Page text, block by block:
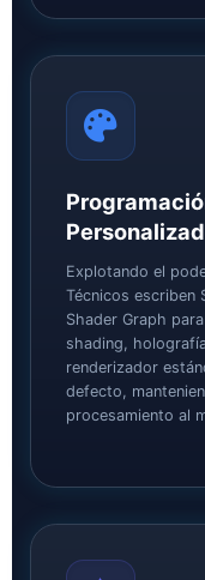
Explotando el
Técnicos escriben
Shader Graph
shading,
renderizador
defecto,
procesamiento al